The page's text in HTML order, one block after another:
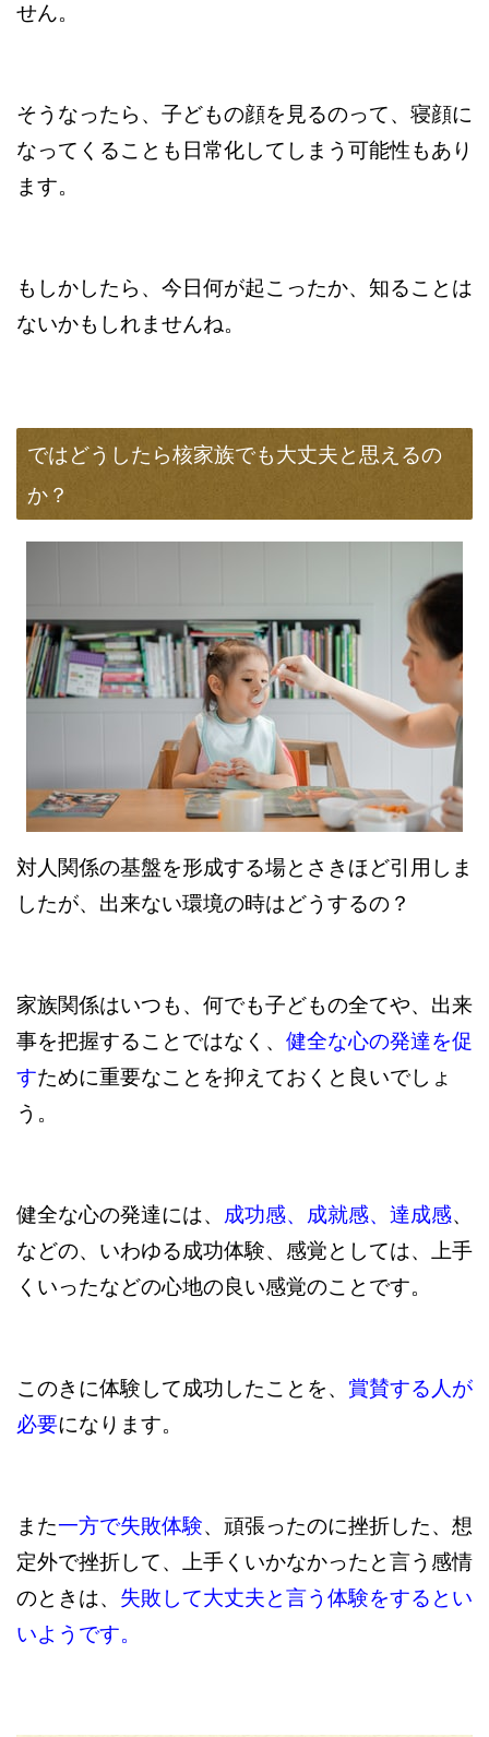
せん。
そうなったら、子どもの顔を見るのって、寝顔に
なってくることも日常化してしまう可能性もあり
ます。
もしかしたら、今日何が起こったか、知ることは
ないかもしれませんね。
ではどうしたら核家族でも大丈夫と思えるの
か？
対人関係の基盤を形成する場とさきほど引用しま
したが、出来ない環境の時はどうするの？
家族関係はいつも、何でも子どもの全てや、出来
事を把握することではなく、 健全な心の発達を促
すために重要なことを抑えておくと良いでしょ
う。
健全な心の発達には、 成功感、成就感、達成感、
などの、いわゆる成功体験、感覚としては、上手
くいったなどの心地の良い感覚のことです。
このきに体験して成功したことを、 賞賛する人が
必要になります。
また一方で失敗体験、頑張ったのに挫折した、想
定外で挫折して、上手くいかなかったと言う感情
のときは、 失敗して大丈夫と言う体験をするとい
いようです。